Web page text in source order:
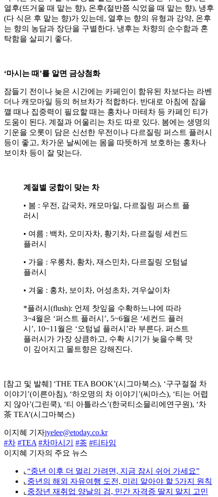
열후(뜨거울 때 맡는 향), 온후(절반쯤 식었을 때 맡는 향), 냉후
(다 식은 후 맡는 향)가 있는데, 열후는 향의 유형과 강약, 온후
는 향의 농담과 장단을 구별한다. 냉후는 차향의 순수함과 혼
탁함을 살피기 좋다.
‘마시는 때’를 알면 금상첨화
잠들기 전이나 늦은 시간에는 카페인이 함유된 차보다는 라벤
더나 캐모마일 등의 허브차가 적합하다. 반대로 아침에 잠을
깰 때나 집중력이 필요할 때는 홍차나 마테차 등 카페인 티가
도움이 된다. 계절과 어울리는 차도 따로 있다. 봄에는 생명의
기운을 오롯이 담은 신선한 우전이나 다르질링 퍼스트 플러시
등이 좋고, 차가운 날씨에는 몸을 따뜻하게 보호하는 홍차나
보이차 등이 잘 맞는다.
계절별 궁합이 맞는 차
• 봄 : 우전, 감국차, 캐모마일, 다르질링 퍼스트 플
러시
• 여름 : 백차, 오미자차, 황기차, 다르질링 세컨드
플러시
• 가을 : 우롱차, 황차, 재스민차, 다르질링 오텀널
플러시
• 겨울 : 홍차, 보이차, 어성초차, 겨우살이차
*플러시(flush): 언제 찻잎을 수확하느냐에 따라
3~4월은 ‘퍼스트 플러시’, 5~6월은 ‘세컨드 플러
시’, 10~11월은 ‘오텀널 플러시’라 부른다. 퍼스트
플러시가 가장 상큼하고, 수확 시기가 늦을수록 맛
이 깊어지고 몰트향은 강해진다.
[참고 및 발췌] ‘THE TEA BOOK’(시그마북스), ‘구구절절 차
이야기’(이른아침), ‘하오명의 차 이야기’(씨마스), ‘티는 어렵
지 않아’(그린쿡), ‘티 아틀라스’(한국티소믈리에연구원), ‘차
茶 TEA’(시그마북스)
이지혜 기자jyelee@etoday.co.kr
#차 #TEA #차마시기 #茶 #티타임
이지혜 기자의 주요 뉴스
⌞ “중년 이후 더 멀리 가려면, 지금 잠시 쉬어 가세요”
⌞ 중년의 해외 자유여행 도전, 미리 알아야 할 5가지 원칙
⌞ 중장년 재취업 양날의 검, 민간 자격증 딸지 말지 고민